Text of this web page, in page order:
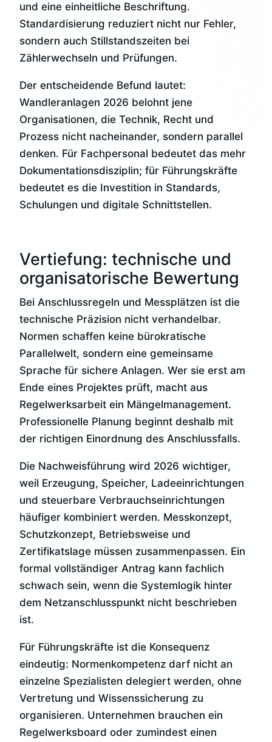
und eine einheitliche Beschriftung.
Standardisierung reduziert nicht nur Fehler,
sondern auch Stillstandszeiten bei
Zählerwechseln und Prüfungen.
Der entscheidende Befund lautet:
Wandleranlagen 2026 belohnt jene
Organisationen, die Technik, Recht und
Prozess nicht nacheinander, sondern parallel
denken. Für Fachpersonal bedeutet das mehr
Dokumentationsdisziplin; für Führungskräfte
bedeutet es die Investition in Standards,
Schulungen und digitale Schnittstellen.
Vertiefung: technische und
organisatorische Bewertung
Bei Anschlussregeln und Messplätzen ist die
technische Präzision nicht verhandelbar.
Normen schaffen keine bürokratische
Parallelwelt, sondern eine gemeinsame
Sprache für sichere Anlagen. Wer sie erst am
Ende eines Projektes prüft, macht aus
Regelwerksarbeit ein Mängelmanagement.
Professionelle Planung beginnt deshalb mit
der richtigen Einordnung des Anschlussfalls.
Die Nachweisführung wird 2026 wichtiger,
weil Erzeugung, Speicher, Ladeeinrichtungen
und steuerbare Verbrauchseinrichtungen
häufiger kombiniert werden. Messkonzept,
Schutzkonzept, Betriebsweise und
Zertifikatslage müssen zusammenpassen. Ein
formal vollständiger Antrag kann fachlich
schwach sein, wenn die Systemlogik hinter
dem Netzanschlusspunkt nicht beschrieben
ist.
Für Führungskräfte ist die Konsequenz
eindeutig: Normenkompetenz darf nicht an
einzelne Spezialisten delegiert werden, ohne
Vertretung und Wissenssicherung zu
organisieren. Unternehmen brauchen ein
Regelwerksboard oder zumindest einen